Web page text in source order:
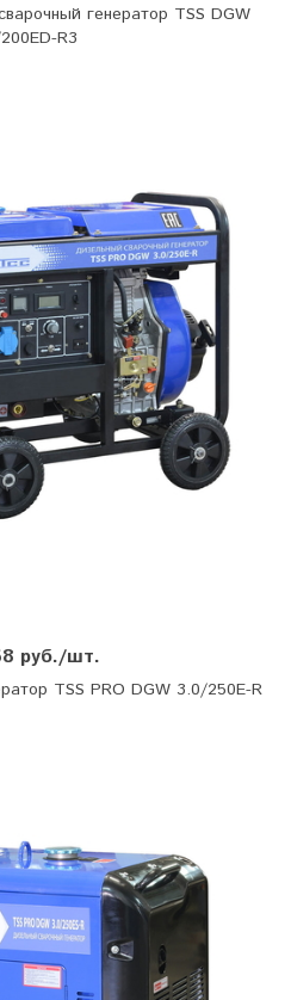
генератор TSS DGW
R3
руб./шт.
TSS PRO DGW 3.0/250E-R